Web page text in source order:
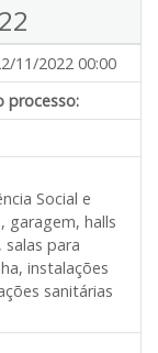
11/2022 00:00
processo:
Social e
garagem, halls
salas para
instalações
sanitárias